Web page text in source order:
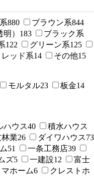
880 ブラウン系844
） 183
ブラック系
122 グリーン系125
レッド系14 その他15
モルタル23 板金14
ハウス40
積水ハウス
業26 ダイワハウス73
51 一条工務店39
ズ5 一建設12
富士
マホーム6
クレストホ